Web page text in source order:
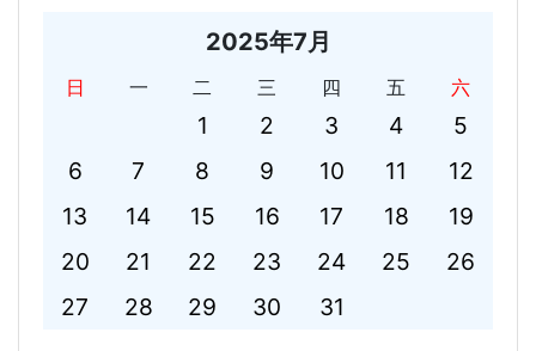
2025年7月
日 一 二 三 四 五 六
1 2 3 4
5
6
7 8 9 10 11
12
13
14 15 16 17 18
19
20
21 22 23 24 25
26
27
28 29 30 31